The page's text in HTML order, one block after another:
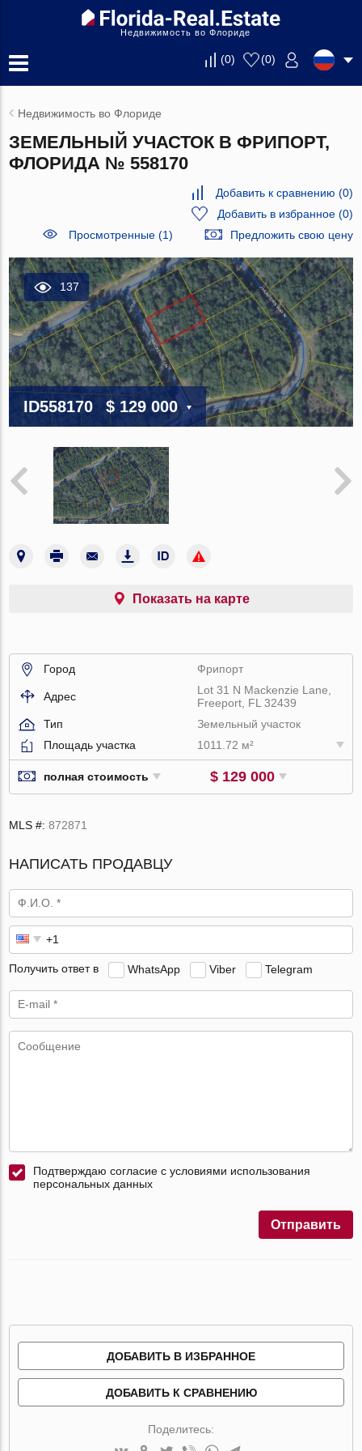
Недвижимость во Флориде
(0) (0)
Недвижимость во Флориде
ЗЕМЕЛЬНЫЙ УЧАСТОК В ФРИПОРТ,
ФЛОРИДА № 558170
Добавить к сравнению (0)
Добавить в избранное(0)
Просмотренные (1)
Предложить свою цену
137
ID558170 $ 129 000
Показать на карте
Город Фрипорт
Адрес
Lot 31 N Mackenzie Lane,
Freeport, FL 32439
Тип
Земельный участок
Площадь участка
1011.72 м²
полная стоимость $ 129 000
MLS #:872871
НАПИСАТЬ ПРОДАВЦУ
Получить ответ в WhatsApp Viber Telegram
Подтверждаю согласие с условиями использования
персональных данных
Отправить
ДОБАВИТЬ В ИЗБРАННОЕ
ДОБАВИТЬ К СРАВНЕНИЮ
Поделитесь: